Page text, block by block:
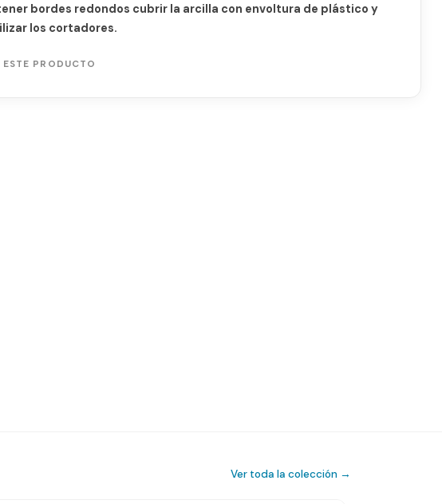
bordes redondos cubrir la arcilla con envoltura de plástico y
los cortadores.
PRODUCTO
Ver toda la colección →